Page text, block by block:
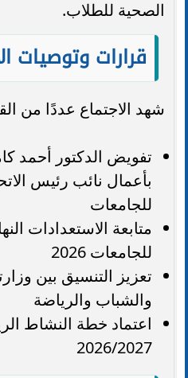
الصحية للطلاب.
قرارات وتوصيات
شهد الاجتماع عددًا من
تفويض الدكتور أحمد
بأعمال نائب رئيس
للجامعات
متابعة الاستعدادات
للجامعات 2026
تعزيز التنسيق بين
والشباب والرياضة
اعتماد خطة النشاط
2026/2027